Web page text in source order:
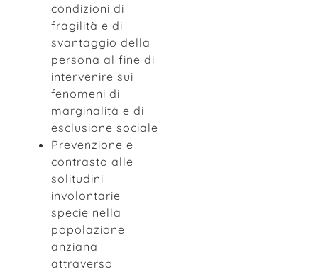
condizioni di
fragilità e di
svantaggio della
persona al fine di
intervenire sui
fenomeni di
marginalità e di
esclusione sociale
Prevenzione e
contrasto alle
solitudini
involontarie
specie nella
popolazione
anziana
attraverso